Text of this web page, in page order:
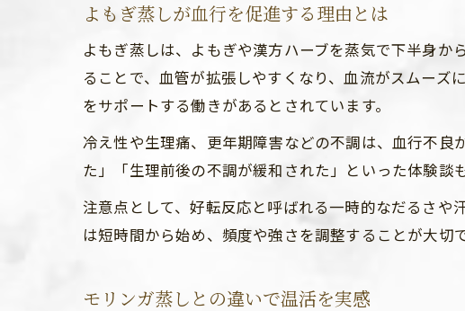
よもぎ蒸しが血行を促進する理由とは
よもぎ蒸しは、よもぎや漢方ハーブを蒸気で下半身
ることで、血管が拡張しやすくなり、血流がスムーズ
をサポートする働きがあるとされています。
冷え性や生理痛、更年期障害などの不調は、血行不
た」「生理前後の不調が緩和された」といった体験談
注意点として、好転反応と呼ばれる一時的なだるさや
は短時間から始め、頻度や強さを調整することが大切で
モリンガ蒸しとの違いで温活を実感